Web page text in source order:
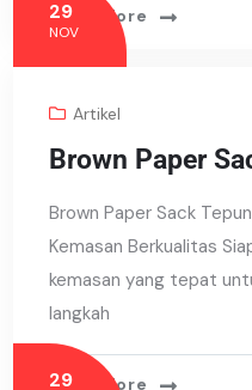
Read More
29
NOV
Artikel
Brown Paper
Brown Paper Sack
Kemasan Berkualitas
kemasan yang tepat
langkah
Read More
29